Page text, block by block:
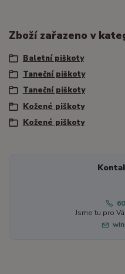
Zboží zařazeno v
Baletní piškoty
Taneční piškoty
Taneční piškoty
Kožené piškoty
Kožené piškoty
Jsme tu pro